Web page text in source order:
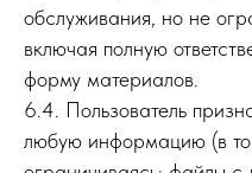
обслуживания, но не
включая полную
форму материалов.
6.4. Пользователь
любую информацию (в